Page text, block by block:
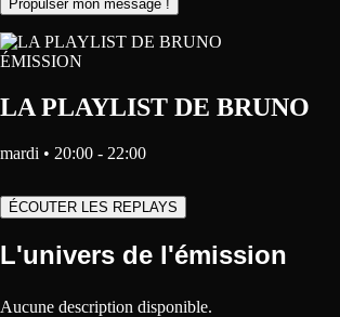
Propulser mon message !
ÉMISSION
LA PLAYLIST DE BRUNO
mardi • 20:00 - 22:00
ÉCOUTER LES REPLAYS
L'univers de l'émission
Aucune description disponible.